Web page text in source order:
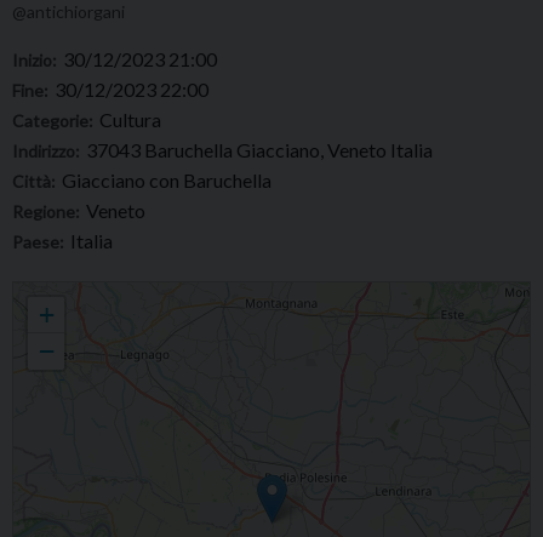
@antichiorgani
Inizio: 30/12/2023 21:00
Fine: 30/12/2023 22:00
Categorie: Cultura
Indirizzo: 37043 Baruchella Giacciano, Veneto Italia
Città: Giacciano con Baruchella
Regione: Veneto
Paese: Italia
Festival organistico “Antichi Organi del Polesine”. Appuntamento a Giacciano,
Chiesa parrocchiale
+
−